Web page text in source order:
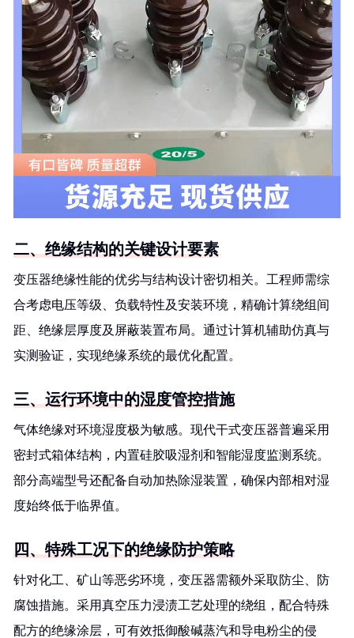
二、绝缘结构的关键设计要素
变压器绝缘性能的优劣与结构设计密切相关。工程师需综
合考虑电压等级、负载特性及安装环境，精确计算绕组间
距、绝缘层厚度及屏蔽装置布局。通过计算机辅助仿真与
实测验证，实现绝缘系统的最优化配置。
三、运行环境中的湿度管控措施
气体绝缘对环境湿度极为敏感。现代干式变压器普遍采用
密封式箱体结构，内置硅胶吸湿剂和智能湿度监测系统。
部分高端型号还配备自动加热除湿装置，确保内部相对湿
度始终低于临界值。
四、特殊工况下的绝缘防护策略
针对化工、矿山等恶劣环境，变压器需额外采取防尘、防
腐蚀措施。采用真空压力浸渍工艺处理的绕组，配合特殊
配方的绝缘涂层，可有效抵御酸碱蒸汽和导电粉尘的侵